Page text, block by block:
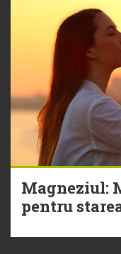
Magneziul:
pentru